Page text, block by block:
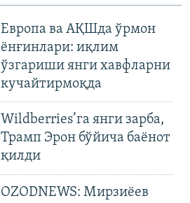
Европа ва АҚШда ўрмон
ёнғинлари: иқлим
ўзгариши янги хавфларни
кучайтирмоқда
Wildberries’га янги зарба,
Трамп Эрон бўйича баёнот
қилди
OZODNEWS: Мирзиёев